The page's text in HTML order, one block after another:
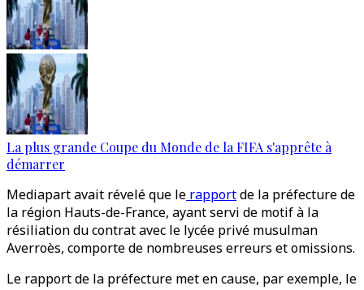
La plus grande Coupe du Monde de la FIFA s'apprête à
démarrer
Mediapart avait révelé que le rapportde la préfecture de
la région Hauts-de-France, ayant servi de motif à la
résiliation du contrat avec le lycée privé musulman
Averroès, comporte de nombreuses erreurs et omissions.
Le rapport de la préfecture met en cause, par exemple, le